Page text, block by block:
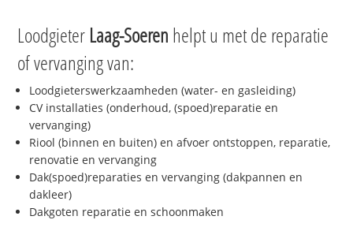
Loodgieter Laag-Soeren helpt u met de reparatie
of vervanging van:
Loodgieterswerkzaamheden (water- en gasleiding)
CV installaties (onderhoud, (spoed)reparatie en
vervanging)
Riool (binnen en buiten) en afvoer ontstoppen, reparatie,
renovatie en vervanging
Dak(spoed)reparaties en vervanging (dakpannen en
dakleer)
Dakgoten reparatie en schoonmaken